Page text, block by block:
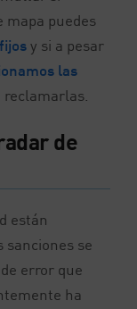
mapa puedes
y si a pesar
las
de
están
sanciones se
error que
ha